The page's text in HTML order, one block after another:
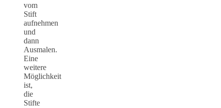
vom
Stift
aufnehmen
und
dann
Ausmalen.
Eine
weitere
Möglichkeit
ist,
die
Stifte